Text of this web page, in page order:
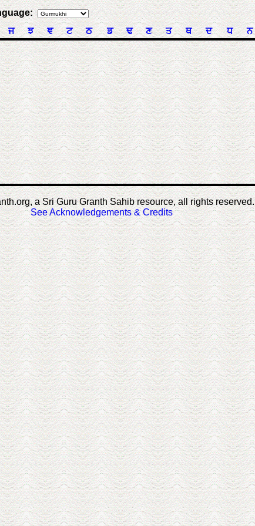
ਜ ਝ ਞ ਟ ਠ ਡ ਢ ਣ ਤ ਥ ਦ ਧ ਨ
a Sri Guru Granth Sahib resource, all rights reserved.
See Acknowledgements & Credits